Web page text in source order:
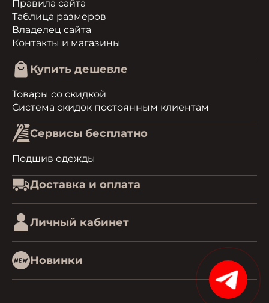
Правила сайта
Таблица размеров
Владелец сайта
Контакты и магазины
Купить дешевле
Товары со скидкой
Система скидок постоянным клиентам
Сервисы бесплатно
Подшив одежды
Доставка и оплата
Личный кабинет
Новинки
15%